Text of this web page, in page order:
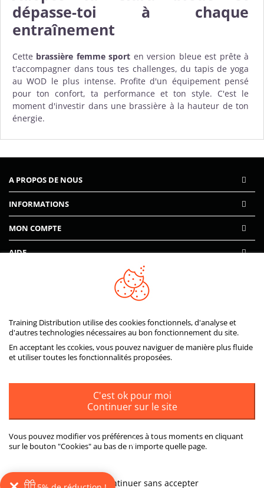
dépasse-toi à chaque
entraînement
Cette brassière femme sport en version bleue est prête à
t'accompagner dans tous tes challenges, du tapis de yoga
au WOD le plus intense. Profite d'un équipement pensé
pour ton confort, ta performance et ton style. C'est le
moment d'investir dans une brassière à la hauteur de ton
énergie.
A PROPOS DE NOUS
INFORMATIONS
MON COMPTE
Training Distribution utilise des cookies fonctionnels, d'analyse et
d'autres technologies nécessaires au bon fonctionnement du site.
En acceptant les ccokies, vous pouvez naviguer de manière plus fluide
et utiliser toutes les fonctionnalités proposées.
C'est ok pour moi
Continuer sur le site
Vous pouvez modifier vos préférences à tous moments en cliquant
sur le bouton "Cookies" au bas de n'importe quelle page.
Plus d'informationsou Continuer sans accepter
AIDE